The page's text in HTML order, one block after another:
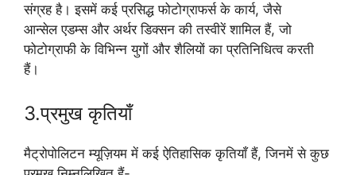
संग्रह है। इसमें कई प्रसिद्ध फोटोग्राफर्स के कार्य, जैसे
आन्सेल एडम्स और अर्थर डिक्सन की तस्वीरें शामिल हैं, जो
फोटोग्राफी के विभिन्न युगों और शैलियों का प्रतिनिधित्व करती
हैं।
3.प्रमुख कृतियाँ
मैट्रोपोलिटन म्यूज़ियम में कई ऐतिहासिक कृतियाँ हैं, जिनमें से कुछ